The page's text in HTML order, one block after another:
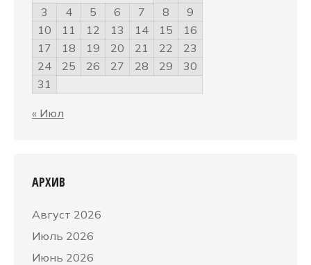
3
4 5 6 7 8
9
10
11 12 13 14 15
16
17
18 19 20 21 22
23
24
25 26 27 28 29
30
31
« Июл
АРХИВ
Август 2026
Июль 2026
Июнь 2026